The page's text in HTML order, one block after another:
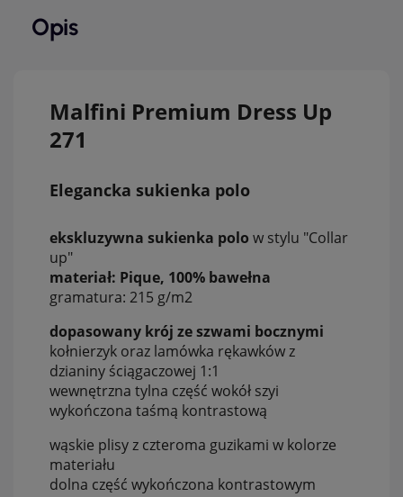
Opis
Malfini Premium Dress Up
271
Elegancka sukienka polo
ekskluzywna sukienka polo w stylu "Collar
up"
materiał: Pique, 100% bawełna
gramatura: 215 g/m2
dopasowany krój ze szwami bocznymi
kołnierzyk oraz lamówka rękawków z
dzianiny ściągaczowej 1:1
wewnętrzna tylna część wokół szyi
wykończona taśmą kontrastową
wąskie plisy z czteroma guzikami w kolorze
materiału
dolna część wykończona kontrastowym